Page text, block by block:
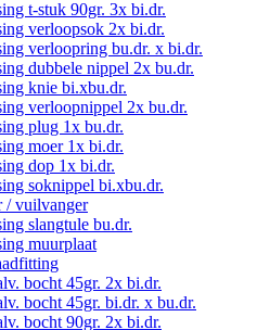
t-stuk 90gr. 3x bi.dr.
verloopsok 2x bi.dr.
verloopring bu.dr. x bi.dr.
dubbele nippel 2x bu.dr.
knie bi.xbu.dr.
verloopnippel 2x bu.dr.
plug 1x bu.dr.
moer 1x bi.dr.
dop 1x bi.dr.
soknippel bi.xbu.dr.
/ vuilvanger
slangtule bu.dr.
muurplaat
bocht 45gr. 2x bi.dr.
bocht 45gr. bi.dr. x bu.dr.
bocht 90gr. 2x bi.dr.